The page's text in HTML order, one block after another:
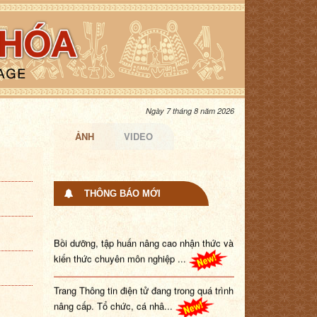
Ngày 7 tháng 8 năm 2026
ẢNH VIDEO
THÔNG BÁO MỚI
Bồi dưỡng, tập huấn nâng cao nhận thức và
kiến thức chuyên môn nghiệp ...
Trang Thông tin điện tử đang trong quá trình
nâng cấp. Tổ chức, cá nhâ...